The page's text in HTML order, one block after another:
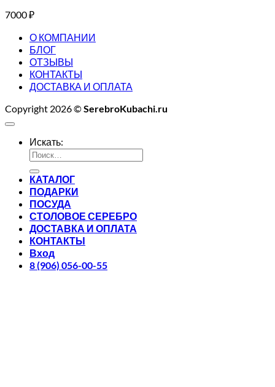
7000₽
О КОМПАНИИ
БЛОГ
ОТЗЫВЫ
КОНТАКТЫ
ДОСТАВКА И ОПЛАТА
Copyright 2026 ©SerebroKubachi.ru
Искать:
КАТАЛОГ
ПОДАРКИ
ПОСУДА
СТОЛОВОЕ СЕРЕБРО
ДОСТАВКА И ОПЛАТА
КОНТАКТЫ
Вход
8 (906) 056-00-55